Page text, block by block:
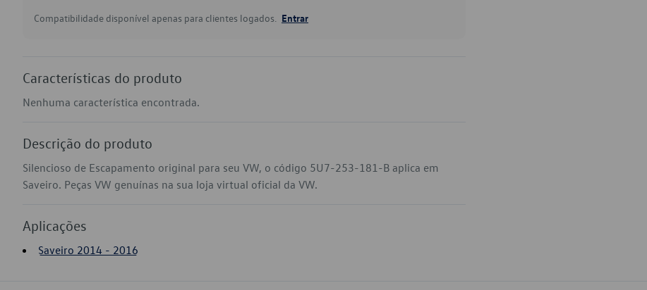
Compatibilidade disponível apenas para clientes logados. Entrar
Características do produto
Nenhuma característica encontrada.
Descrição do produto
Silencioso de Escapamento original para seu VW, o código 5U7-253-181-B aplica em
Saveiro. Peças VW genuínas na sua loja virtual oficial da VW.
Aplicações
Saveiro 2014 - 2016